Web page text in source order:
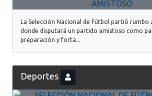
La Selección Nacional de Fútbol partió rumbo
donde disputará un partido amistoso como
preparación y forta...
Deportes